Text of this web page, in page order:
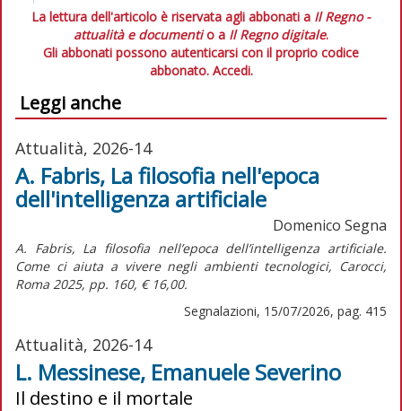
La lettura dell'articolo è riservata agli abbonati a Il Regno -
attualità e documentio a Il Regno digitale.
Gli abbonati possono autenticarsi con il proprio codice
abbonato. Accedi.
Leggi anche
Attualità, 2026-14
A. Fabris, La filosofia nell'epoca
dell'intelligenza artificiale
Domenico Segna
A. Fabris, La filosofia nell’epoca dell’intelligenza artificiale.
Come ci aiuta a vivere negli ambienti tecnologici, Carocci,
Roma 2025, pp. 160, € 16,00.
Segnalazioni, 15/07/2026, pag. 415
Attualità, 2026-14
L. Messinese, Emanuele Severino
Il destino e il mortale